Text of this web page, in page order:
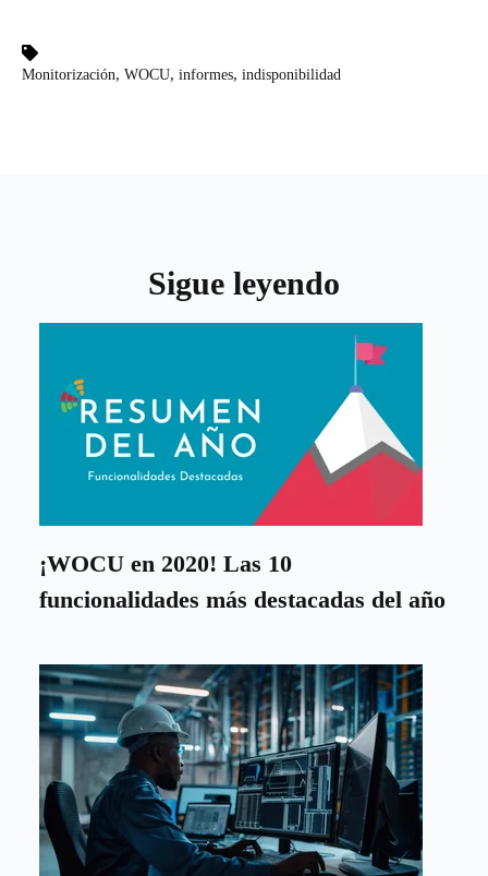
Monitorización, WOCU, informes, indisponibilidad
Sigue leyendo
¡WOCU en 2020! Las 10
funcionalidades más destacadas del año